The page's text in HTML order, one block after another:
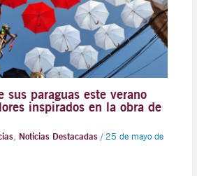
sus paraguas este verano
inspirados en la obra de
, Noticias Destacadas/ 25 de mayo de